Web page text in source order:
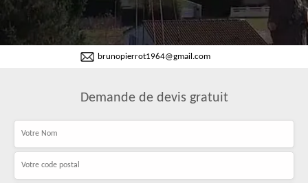
brunopierrot1964@gmail.com
Demande de devis gratuit